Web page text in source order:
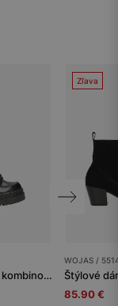
Čierne bikery z kombinovanej kože na podpätku
Zľava
WOJAS /
85.90 €